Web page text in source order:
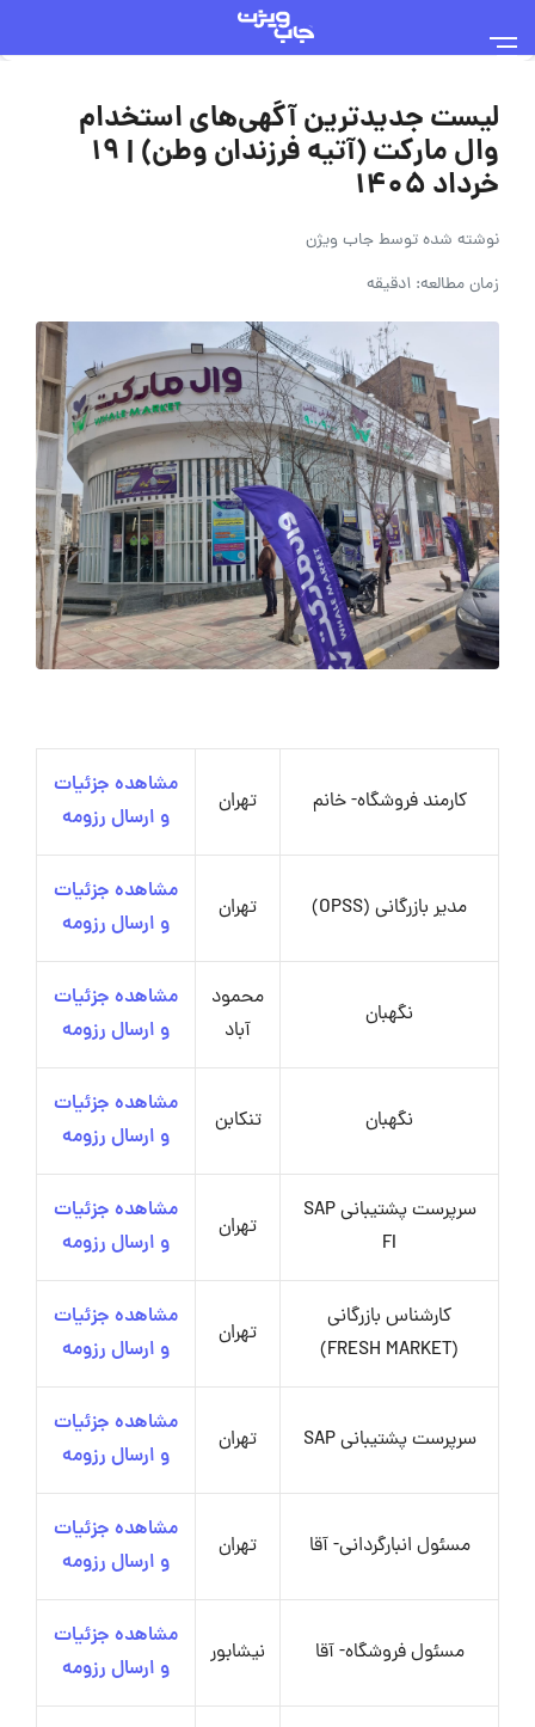
لیست جدیدترین آگهی‌های استخدام
وال مارکت (آتیه فرزندان وطن) | ۱۹
خرداد ۱۴۰۵
نوشته شده توسطجاب ویژن
زمان مطالعه: 1دقیقه
کارمند فروشگاه- خانم تهران
مشاهده جزئیات
و ارسال رزومه
مدیر بازرگانی (OPSS) تهران
مشاهده جزئیات
و ارسال رزومه
نگهبان
محمود
آباد
مشاهده جزئیات
و ارسال رزومه
نگهبان تنکابن
مشاهده جزئیات
و ارسال رزومه
سرپرست پشتیبانی SAP
FI
تهران
مشاهده جزئیات
و ارسال رزومه
کارشناس بازرگانی
(FRESH MARKET)
تهران
مشاهده جزئیات
و ارسال رزومه
سرپرست پشتیبانی SAP تهران
مشاهده جزئیات
و ارسال رزومه
مسئول انبارگردانی- آقا تهران
مشاهده جزئیات
و ارسال رزومه
مسئول فروشگاه- آقا نیشابور
مشاهده جزئیات
و ارسال رزومه